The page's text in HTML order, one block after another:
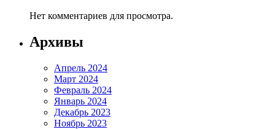
Нет комментариев для просмотра.
Архивы
Апрель 2024
Март 2024
Февраль 2024
Январь 2024
Декабрь 2023
Ноябрь 2023